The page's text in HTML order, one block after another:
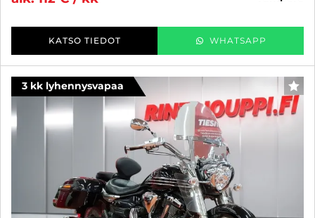
KATSO TIEDOT WHATSAPP
3 kk lyhennysvapaa